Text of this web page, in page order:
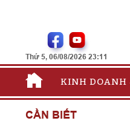
Thứ 5, 06/08/2026 23:11
KINH DOANH
CẦN BIẾT